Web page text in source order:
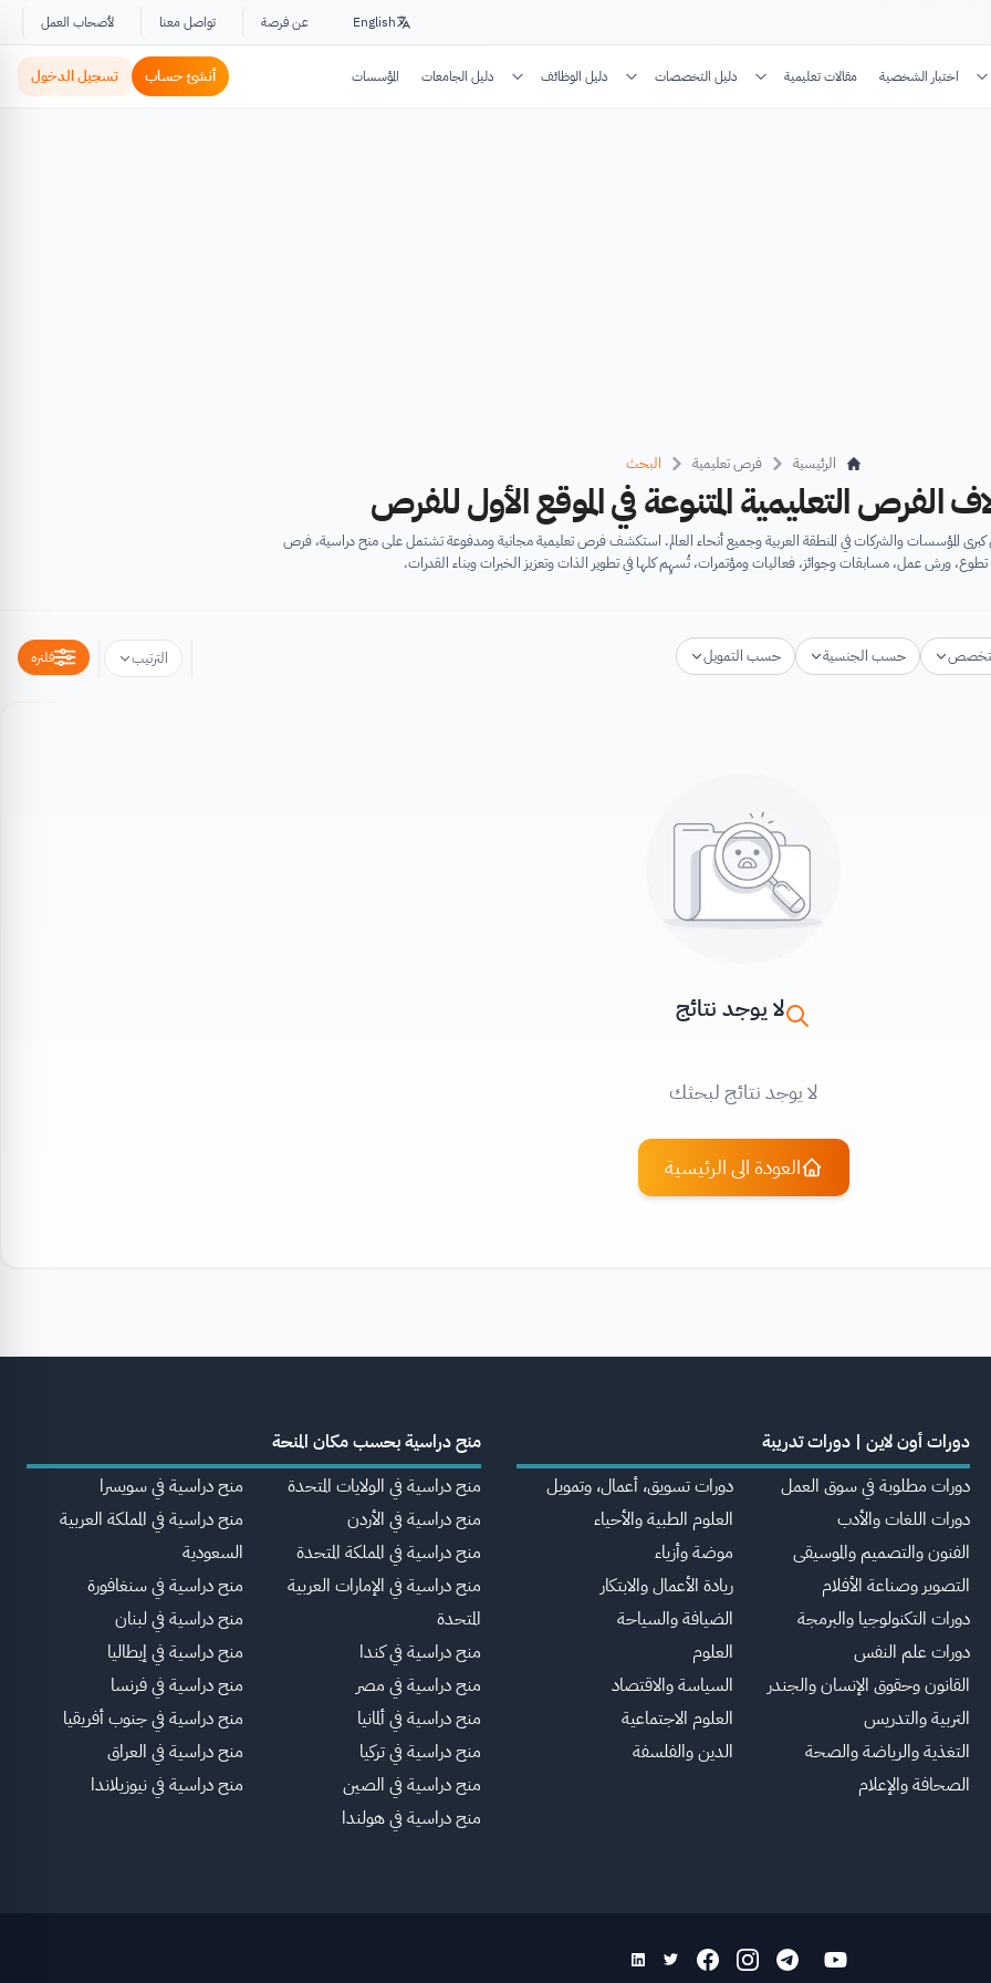
English عن فرصة تواصل معنا لأصحاب العمل
اختبار الشخصية مقالات تعليمية دليل التخصصات دليل الوظائف دليل الجامعات المؤسسات أنشئ حساب تسجيل الدخول
الرئيسية فرص تعليمية البحث
الفرص التعليمية المتنوعة في الموقع الأول للفرص
المؤسسات والشركات في المنطقة العربية وجميع أنحاء العالم. استكشف فرص تعليمية مجانية ومدفوعة تشتمل على منح دراسية، فرص
ورش عمل، مسابقات وجوائز، فعاليات ومؤتمرات، تُسهِم كلها في تطوير الذات وتعزيز الخبرات وبناء القدرات.
حسب الجنسية حسب التمويل الترتيب فلتره
لا يوجد نتائج
لا يوجد نتائج لبحثك
العودة الى الرئيسية
دورات أون لاين | دورات تدريبة
دورات مطلوبة في سوق العمل
دورات اللغات والأدب
الفنون والتصميم والموسيقى
التصوير وصناعة الأفلام
دورات التكنولوجيا والبرمجة
دورات علم النفس
القانون وحقوق الإنسان والجندر
التربية والتدريس
التغذية والرياضة والصحة
الصحافة والإعلام
دورات تسويق، أعمال، وتمويل
العلوم الطبية والأحياء
موضة وأزياء
ريادة الأعمال والابتكار
الضيافة والسياحة
العلوم
السياسة والاقتصاد
العلوم الاجتماعية
الدين والفلسفة
منح دراسية بحسب مكان المنحة
منح دراسية في الولايات المتحدة
منح دراسية في الأردن
منح دراسية في المملكة المتحدة
منح دراسية في الإمارات العربية
المتحدة
منح دراسية في كندا
منح دراسية في مصر
منح دراسية في ألمانيا
منح دراسية في تركيا
منح دراسية في الصين
منح دراسية في هولندا
منح دراسية في سويسرا
منح دراسية في المملكة العربية
السعودية
منح دراسية في سنغافورة
منح دراسية في لبنان
منح دراسية في إيطاليا
منح دراسية في فرنسا
منح دراسية في جنوب أفريقيا
منح دراسية في العراق
منح دراسية في نيوزيلاندا